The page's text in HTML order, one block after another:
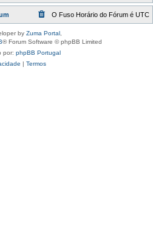
O Fuso Horário do Fórum é UTC
by Zuma Portal
® Forum Software © phpBB Limited
por: phpBB Portugal
| Termos